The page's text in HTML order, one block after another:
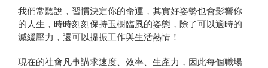
我們常聽說，習慣決定你的命運，其實好姿勢也會影響你
的人生，時時刻刻保持玉樹臨風的姿態，除了可以適時的
減緩壓力，還可以提振工作與生活熱情！
現在的社會凡事講求速度、效率、生產力，因此每個職場